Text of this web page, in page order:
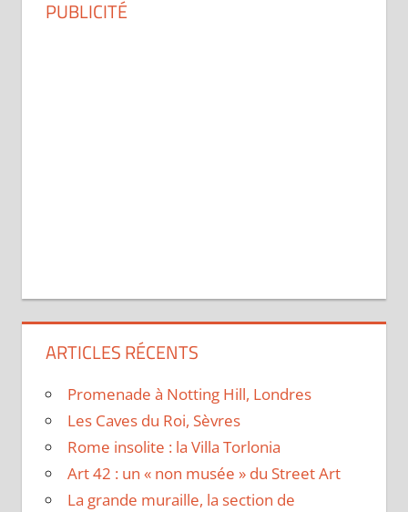
PUBLICITÉ
ARTICLES RÉCENTS
Promenade à Notting Hill, Londres
Les Caves du Roi, Sèvres
Rome insolite : la Villa Torlonia
Art 42 : un « non musée » du Street Art
La grande muraille, la section de